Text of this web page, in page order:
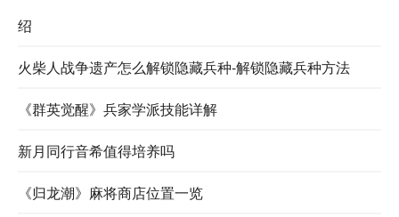
绍
火柴人战争遗产怎么解锁隐藏兵种-解锁隐藏兵种方法
《群英觉醒》兵家学派技能详解
新月同行音希值得培养吗
《归龙潮》麻将商店位置一览